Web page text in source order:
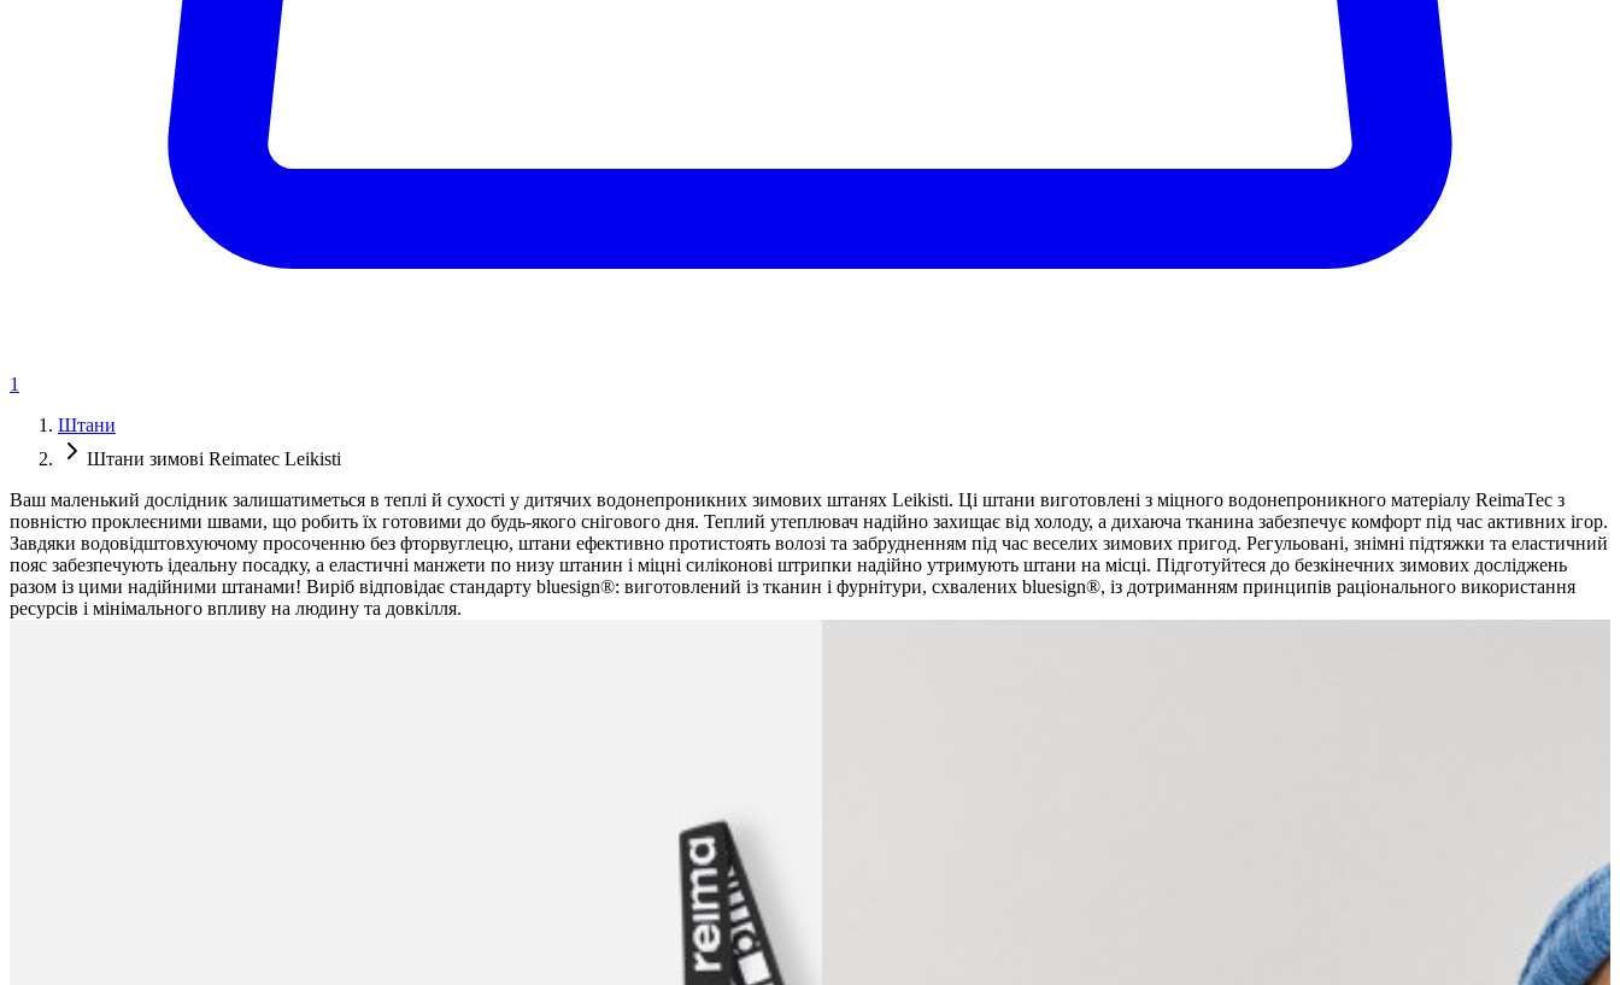
1
Штани
Штани зимові Reimatec Leikisti
Ваш маленький дослідник залишатиметься в теплі й сухості у дитячих водонепроникних зимових штанях Leikisti. Ці штани виготовлені з міцного водонепроникного матеріалу ReimaTec з
повністю проклеєними швами, що робить їх готовими до будь-якого снігового дня. Теплий утеплювач надійно захищає від холоду, а дихаюча тканина забезпечує комфорт під час активних ігор.
Завдяки водовідштовхуючому просоченню без фторвуглецю, штани ефективно протистоять волозі та забрудненням під час веселих зимових пригод. Регульовані, знімні підтяжки та еластичний
пояс забезпечують ідеальну посадку, а еластичні манжети по низу штанин і міцні силіконові штрипки надійно утримують штани на місці. Підготуйтеся до безкінечних зимових досліджень
разом із цими надійними штанами! Виріб відповідає стандарту bluesign®: виготовлений із тканин і фурнітури, схвалених bluesign®, із дотриманням принципів раціонального використання
ресурсів і мінімального впливу на людину та довкілля.